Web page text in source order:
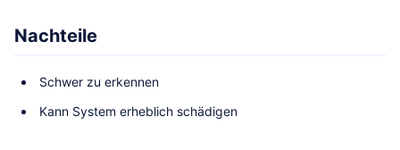
Nachteile
Schwer zu erkennen
Kann System erheblich schädigen